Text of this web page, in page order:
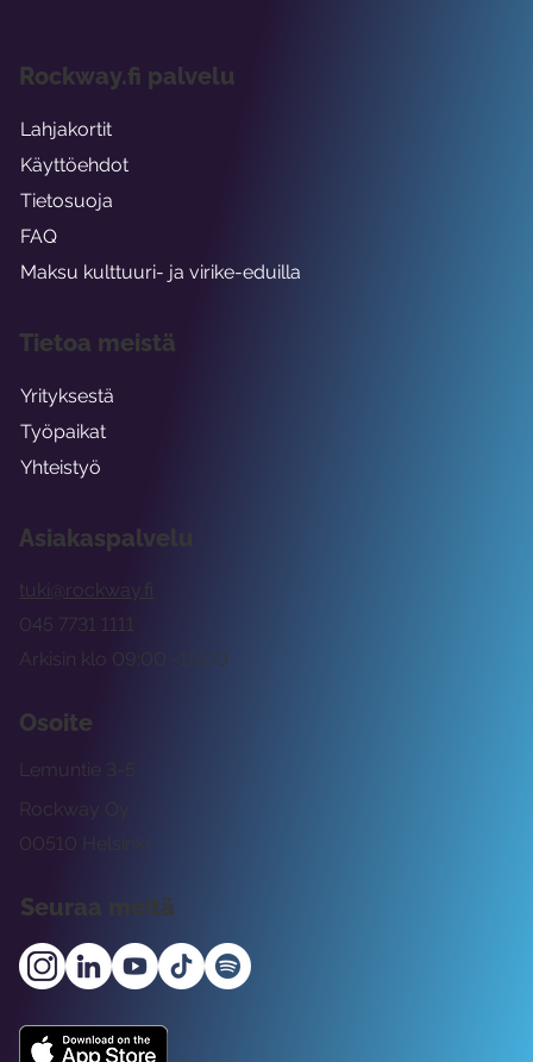
Asiakaspalvelu
tuki@rockway.fi
Arkisin klo 09:00 -15:00
045 7731 1111
Osoite
Rockway Oy
Lemuntie 3-5
00510 Helsinki
Seuraa meitä
Rockway.fi palvelu
Lahjakortit
Käyttöehdot
Tietosuoja
FAQ
Maksu kulttuuri- ja virike-eduilla
Tietoa meistä
Yrityksestä
Työpaikat
Yhteistyö